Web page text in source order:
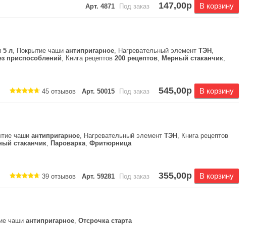
Арт. 4871 Под заказ 147,00р В корзину
5 л, Покрытие чаши антипригарное, Нагревательный элемент ТЭН ,
приспособлений, Книга рецептов 200 рецептов, Мерный стаканчик,
45 отзывов Арт. 50015 Под заказ 545,00р В корзину
чаши антипригарное, Нагревательный элемент ТЭН , Книга рецептов
стаканчик, Пароварка, Фритюрница
39 отзывов Арт. 59281 Под заказ 355,00р В корзину
чаши антипригарное, Отсрочка старта